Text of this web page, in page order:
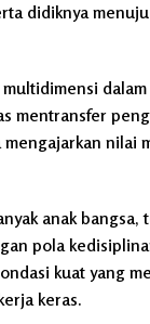
didiknya
mentransfer
nilai
anak
pola
kuat yang
keras.